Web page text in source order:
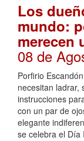
Los
mundo:
merecen
08 de
Porfirio
necesitan ladrar,
instrucciones
con un par de
elegante
se celebra el Día